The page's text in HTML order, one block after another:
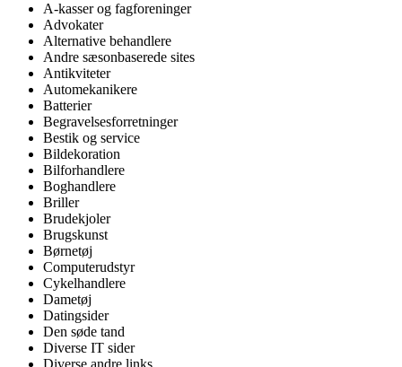
A-kasser og fagforeninger
Advokater
Alternative behandlere
Andre sæsonbaserede sites
Antikviteter
Automekanikere
Batterier
Begravelsesforretninger
Bestik og service
Bildekoration
Bilforhandlere
Boghandlere
Briller
Brudekjoler
Brugskunst
Børnetøj
Computerudstyr
Cykelhandlere
Dametøj
Datingsider
Den søde tand
Diverse IT sider
Diverse andre links